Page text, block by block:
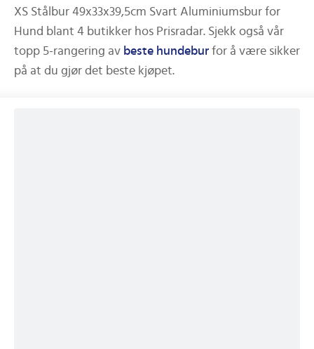
XS Stålbur 49x33x39,5cm Svart Aluminiumsbur for
Hund blant 4 butikker hos Prisradar. Sjekk også vår
topp 5-rangering av beste hundebur for å være sikker
på at du gjør det beste kjøpet.